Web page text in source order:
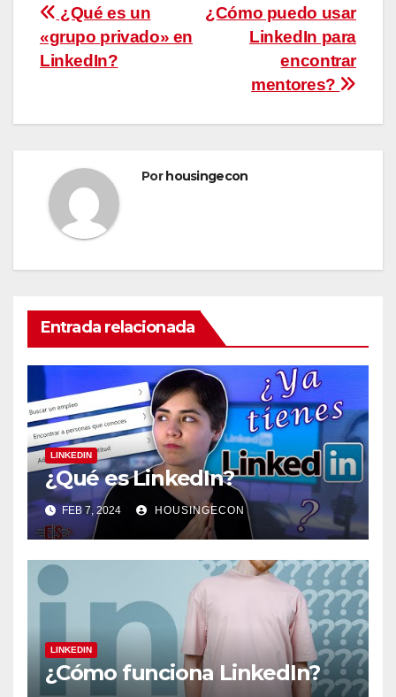
Navegación
de
¿Cómo puedo usar
LinkedIn para
encontrar
mentores?
¿Qué es un
«grupo privado» en
LinkedIn?
Porhousingecon
Entrada relacionada
LINKEDIN
¿Qué es LinkedIn?
FEB 7, 2024 HOUSINGECON
LINKEDIN
¿Cómo funciona LinkedIn?